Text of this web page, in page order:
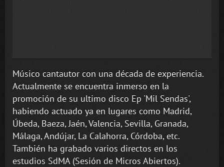
Músico cantautor con una década de experiencia.
Actualmente se encuentra inmerso en la
promoción de su ultimo disco Ep 'Mil Sendas',
habiendo actuado ya en lugares como Madrid,
Úbeda, Baeza, Jaén, Valencia, Sevilla, Granada,
Málaga, Andújar, La Calahorra, Córdoba, etc.
También ha grabado varios directos en los
estudios SdMA (Sesión de Micros Abiertos).